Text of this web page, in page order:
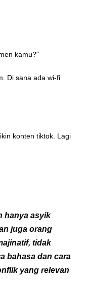
kamu?"
Di sana ada wi-fi
konten tiktok. Lagi
hanya asyik
juga orang
tidak
bahasa dan cara
yang relevan